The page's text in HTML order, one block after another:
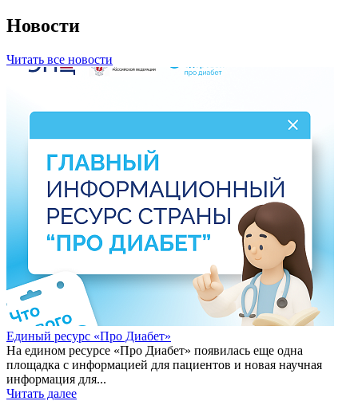
Новости
Читать все новости
Единый ресурс «Про Диабет»
На едином ресурсе «Про Диабет» появилась еще одна
площадка с информацией для пациентов и новая научная
информация для...
Читать далее